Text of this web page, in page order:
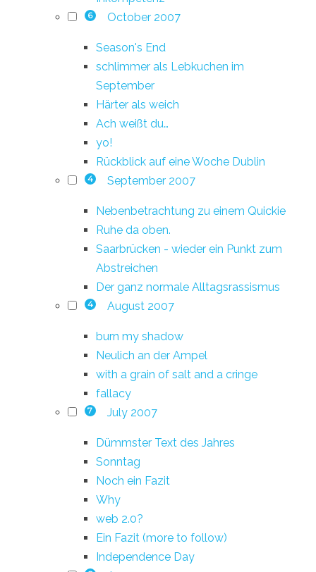
6 October 2007
Season's End
schlimmer als Lebkuchen im
September
Härter als weich
Ach weißt du…
yo!
Rückblick auf eine Woche Dublin
4 September 2007
Nebenbetrachtung zu einem Quickie
Ruhe da oben.
Saarbrücken - wieder ein Punkt zum
Abstreichen
Der ganz normale Alltagsrassismus
4 August 2007
burn my shadow
Neulich an der Ampel
with a grain of salt and a cringe
fallacy
7 July 2007
Dümmster Text des Jahres
Sonntag
Noch ein Fazit
Why
web 2.0?
Ein Fazit (more to follow)
Independence Day